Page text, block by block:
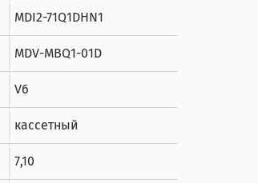
MDI2-71Q1DHN1
MDV-MBQ1-01D
V6
кассетный
7,10